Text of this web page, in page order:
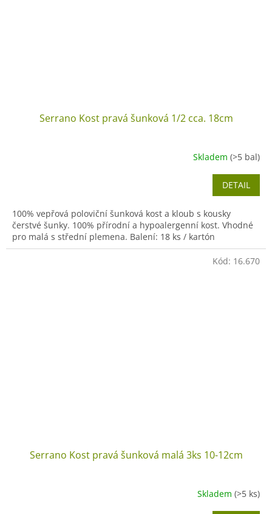
Serrano Kost pravá šunková 1/2 cca. 18cm
Skladem (>5 bal)
DETAIL
100% vepřová poloviční šunková kost a kloub s kousky
čerstvé šunky. 100% přírodní a hypoalergenní kost. Vhodné
pro malá s střední plemena. Balení: 18 ks / kartón
Serrano Kost pravá šunková malá 3ks 10-12cm
Skladem (>5 ks)
Kód: 16.670